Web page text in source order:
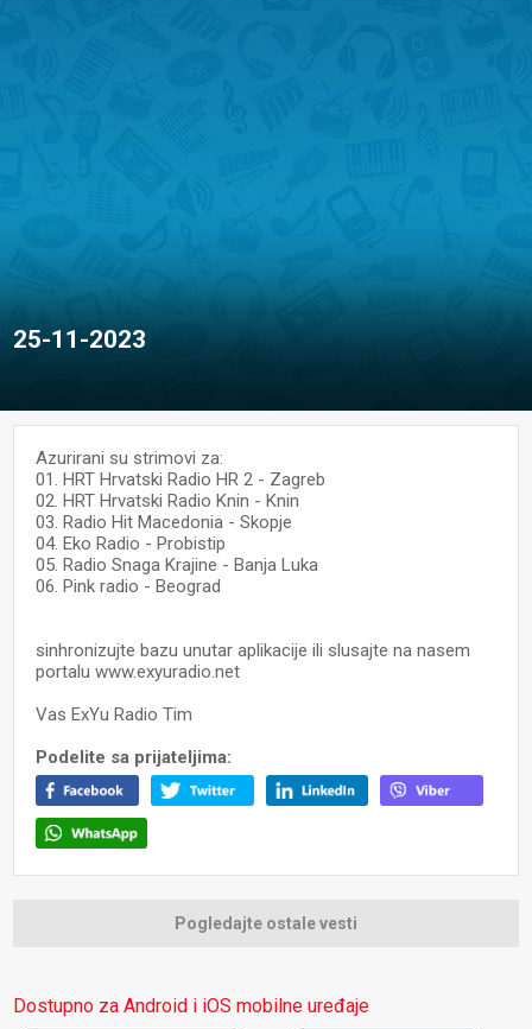
25-11-2023
Azurirani su strimovi za:
01. HRT Hrvatski Radio HR 2 - Zagreb
02. HRT Hrvatski Radio Knin - Knin
03. Radio Hit Macedonia - Skopje
04. Eko Radio - Probistip
05. Radio Snaga Krajine - Banja Luka
06. Pink radio - Beograd
sinhronizujte bazu unutar aplikacije ili slusajte na nasem
portalu www.exyuradio.net
Vas ExYu Radio Tim
Podelite sa prijateljima:
Pogledajte ostale vesti
Dostupno za Android i iOS mobilne uređaje